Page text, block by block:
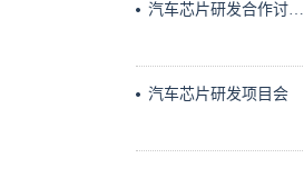
汽车芯片研发合作讨论
汽车芯片研发项目会